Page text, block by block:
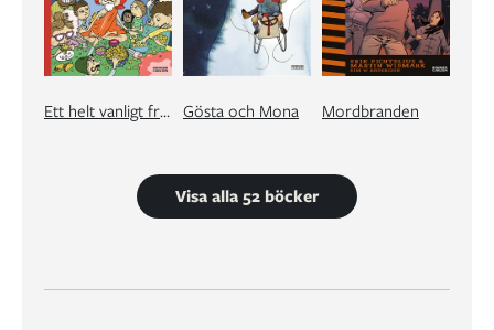
Ett helt vanligt fredagsmys med familjen Jansson Gösta och Mona Mordbranden
Visa alla 52 böcker